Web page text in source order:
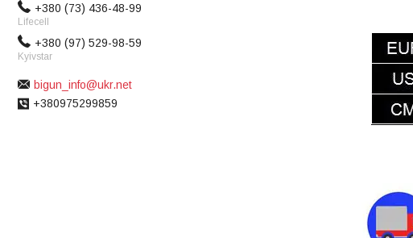
+380 (73) 436-48-99
Lifecell
+380 (97) 529-98-59
Kyivstar
bigun_info@ukr.net
+380975299859